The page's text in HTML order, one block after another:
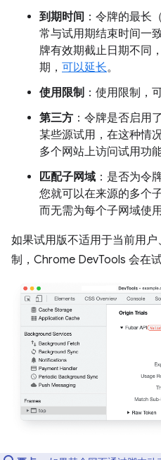
到期时间 ：令牌的最长
常与试用期结束时间一
牌有效期截止日期不同
期， 可以延长。
使用限制 ：使用限制，
第三方 ：令牌是否启用了
某些源试用，在这种情
多个网站上访问试用功能
匹配子网域 ：是否为令
您就可以在来源的多个
而无需为每个子网域使
如果试用版不适用于当前用
制，Chrome DevTools 会在